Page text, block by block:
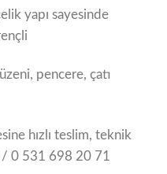
yapı sayesinde
pencere, çatı
hızlı teslim, teknik
0 531 698 20 71